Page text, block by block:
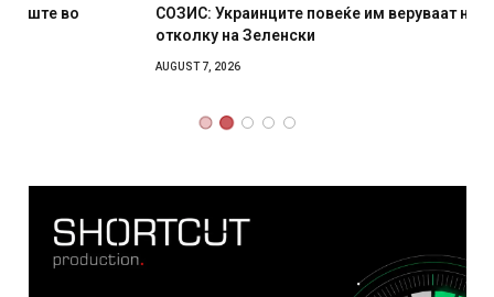
СОЗИС: Украинците повеќе им веруваат на генералите
отколку на Зеленски